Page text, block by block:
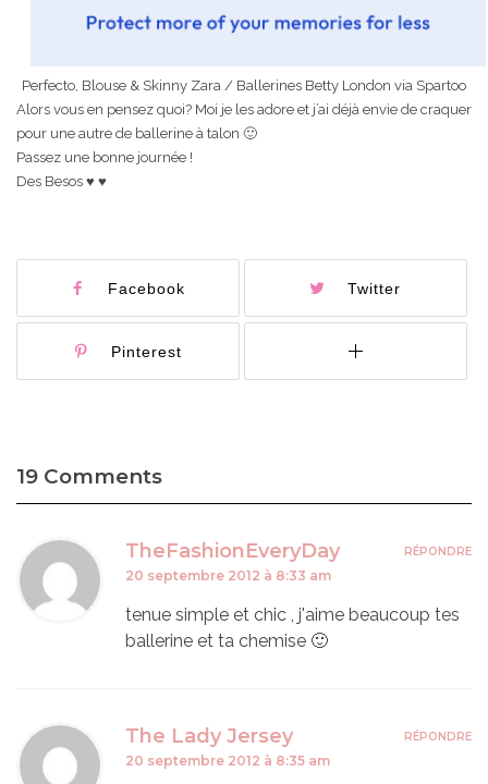
Perfecto, Blouse & Skinny Zara / Ballerines Betty London via Spartoo
Alors vous en pensez quoi? Moi je les adore et j’ai déjà envie de craquer
pour une autre de ballerine à talon 🙂
Passez une bonne journée !
Des Besos ♥ ♥
Facebook Twitter
Pinterest
19 Comments
TheFashionEveryDay
20 septembre 2012 à 8:33 am
tenue simple et chic , j'aime beaucoup tes
ballerine et ta chemise 🙂
RÉPONDRE
The Lady Jersey
20 septembre 2012 à 8:35 am
RÉPONDRE